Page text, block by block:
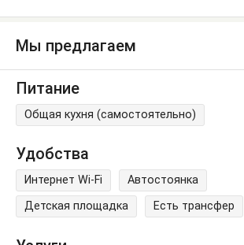
Мы предлагаем
Питание
Общая кухня (самостоятельно)
Удобства
Интернет Wi-Fi
Автостоянка
Детская площадка
Есть трансфер